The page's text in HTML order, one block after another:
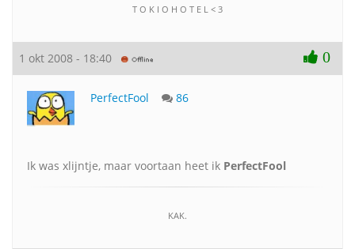
T O K I O H O T E L < 3
1 okt 2008 - 18:40 0
PerfectFool 86
Ik was xlijntje, maar voortaan heet ik PerfectFool
KAK.